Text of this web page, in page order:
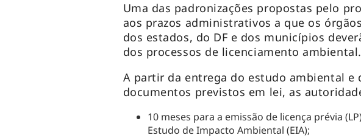
Uma das padronizações propostas pelo
aos prazos administrativos a que os
dos estados, do DF e dos municípios
dos processos de licenciamento ambiental.
A partir da entrega do estudo ambiental e
documentos previstos em lei, as
10 meses para a emissão de licença prévia
Estudo de Impacto Ambiental (EIA);